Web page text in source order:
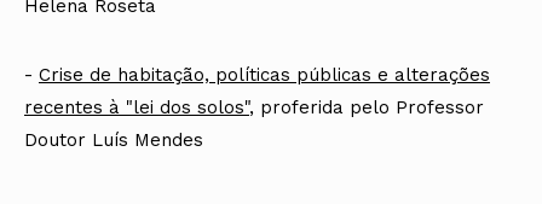
Helena Roseta
- Crise de habitação, políticas públicas e alterações
recentes à "lei dos solos", proferida pelo Professor
Doutor Luís Mendes